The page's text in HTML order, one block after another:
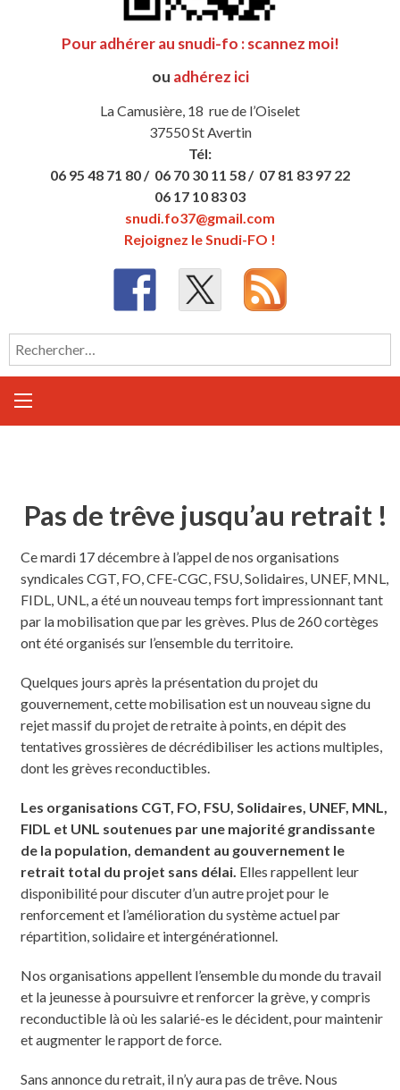
Pour adhérer au snudi-fo : scannez moi!
ou adhérez ici
La Camusière, 18 rue de l’Oiselet
37550 St Avertin
Tél:
06 95 48 71 80 / 06 70 30 11 58 / 07 81 83 97 22
06 17 10 83 03
snudi.fo37@gmail.com
Rejoignez le Snudi-FO !
Rechercher :
Pas de trêve jusqu’au retrait !
Ce mardi 17 décembre à l’appel de nos organisations
syndicales CGT, FO, CFE-CGC, FSU, Solidaires, UNEF, MNL,
FIDL, UNL, a été un nouveau temps fort impressionnant tant
par la mobilisation que par les grèves. Plus de 260 cortèges
ont été organisés sur l’ensemble du territoire.
Quelques jours après la présentation du projet du
gouvernement, cette mobilisation est un nouveau signe du
rejet massif du projet de retraite à points, en dépit des
tentatives grossières de décrédibiliser les actions multiples,
dont les grèves reconductibles.
Les organisations CGT, FO, FSU, Solidaires, UNEF, MNL,
FIDL et UNL soutenues par une majorité grandissante
de la population, demandent au gouvernement le
retrait total du projet sans délai. Elles rappellent leur
disponibilité pour discuter d’un autre projet pour le
renforcement et l’amélioration du système actuel par
répartition, solidaire et intergénérationnel.
Nos organisations appellent l’ensemble du monde du travail
et la jeunesse à poursuivre et renforcer la grève, y compris
reconductible là où les salarié-es le décident, pour maintenir
et augmenter le rapport de force.
Sans annonce du retrait, il n’y aura pas de trêve. Nous